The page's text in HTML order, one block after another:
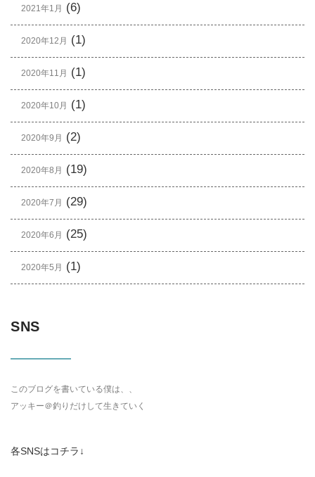
2021年1月 (6)
2020年12月 (1)
2020年11月 (1)
2020年10月 (1)
2020年9月 (2)
2020年8月 (19)
2020年7月 (29)
2020年6月 (25)
2020年5月 (1)
SNS
このブログを書いている僕は、、
アッキー＠釣りだけして生きていく
各SNSはコチラ↓